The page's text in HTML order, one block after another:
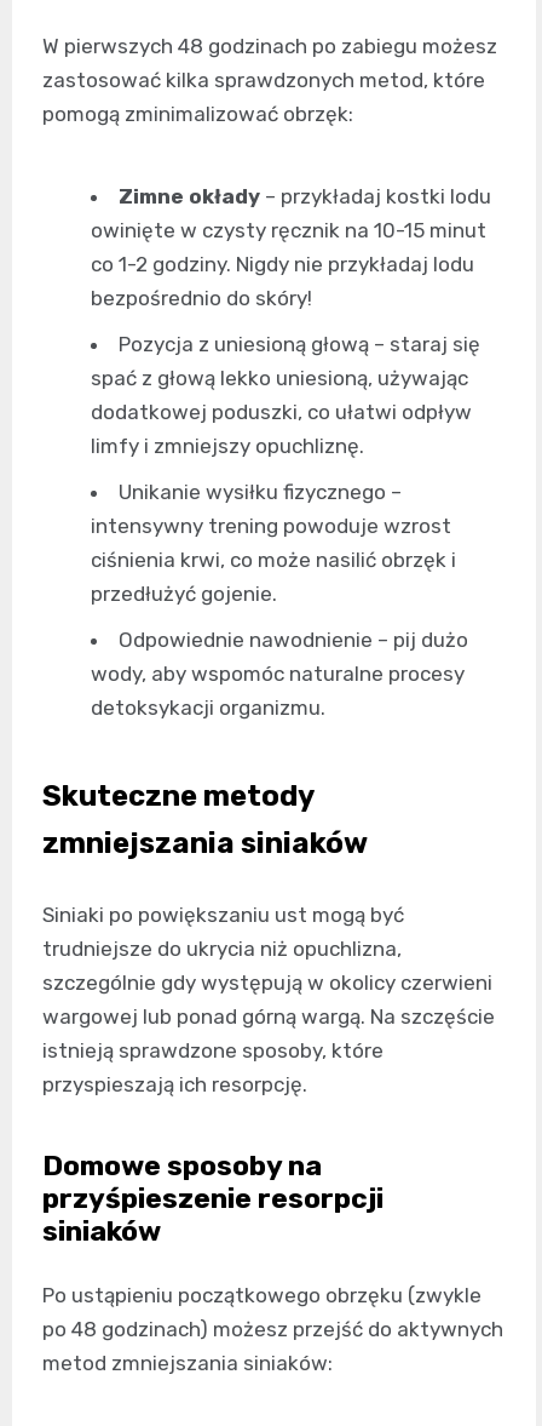
W pierwszych 48 godzinach po zabiegu możesz
zastosować kilka sprawdzonych metod, które
pomogą zminimalizować obrzęk:
Zimne okłady – przykładaj kostki lodu
owinięte w czysty ręcznik na 10-15 minut
co 1-2 godziny. Nigdy nie przykładaj lodu
bezpośrednio do skóry!
Pozycja z uniesioną głową – staraj się
spać z głową lekko uniesioną, używając
dodatkowej poduszki, co ułatwi odpływ
limfy i zmniejszy opuchliznę.
Unikanie wysiłku fizycznego –
intensywny trening powoduje wzrost
ciśnienia krwi, co może nasilić obrzęk i
przedłużyć gojenie.
Odpowiednie nawodnienie – pij dużo
wody, aby wspomóc naturalne procesy
detoksykacji organizmu.
Skuteczne metody
zmniejszania siniaków
Siniaki po powiększaniu ust mogą być
trudniejsze do ukrycia niż opuchlizna,
szczególnie gdy występują w okolicy czerwieni
wargowej lub ponad górną wargą. Na szczęście
istnieją sprawdzone sposoby, które
przyspieszają ich resorpcję.
Domowe sposoby na
przyśpieszenie resorpcji
siniaków
Po ustąpieniu początkowego obrzęku (zwykle
po 48 godzinach) możesz przejść do aktywnych
metod zmniejszania siniaków: